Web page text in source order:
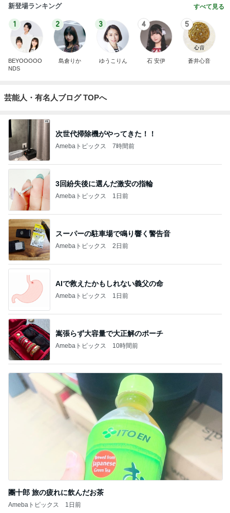
新登場ランキング すべて見る
1
BEYOOOOO
NDS
2
島倉りか
3
ゆうこりん
4
石 安伊
5
蒼井心音
芸能人・有名人ブログ TOPへ
次世代掃除機がやってきた！！
Amebaトピックス 7時間前
3回紛失後に選んだ激安の指輪
Amebaトピックス 1日前
スーパーの駐車場で鳴り響く警告音
Amebaトピックス 2日前
AIで救えたかもしれない義父の命
Amebaトピックス 1日前
嵩張らず大容量で大正解のポーチ
Amebaトピックス 10時間前
團十郎 旅の疲れに飲んだお茶
Amebaトピックス 1日前